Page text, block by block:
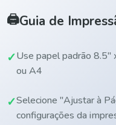
🖨️Guia de
Use papel padrão 8.5"
ou A4
Selecione "Ajustar à
configurações da